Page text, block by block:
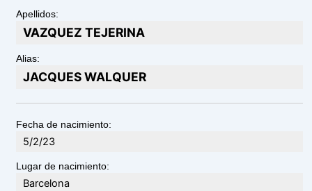
Apellidos:
VAZQUEZ TEJERINA
Alias:
JACQUES WALQUER
Fecha de nacimiento:
5/2/23
Lugar de nacimiento:
Barcelona